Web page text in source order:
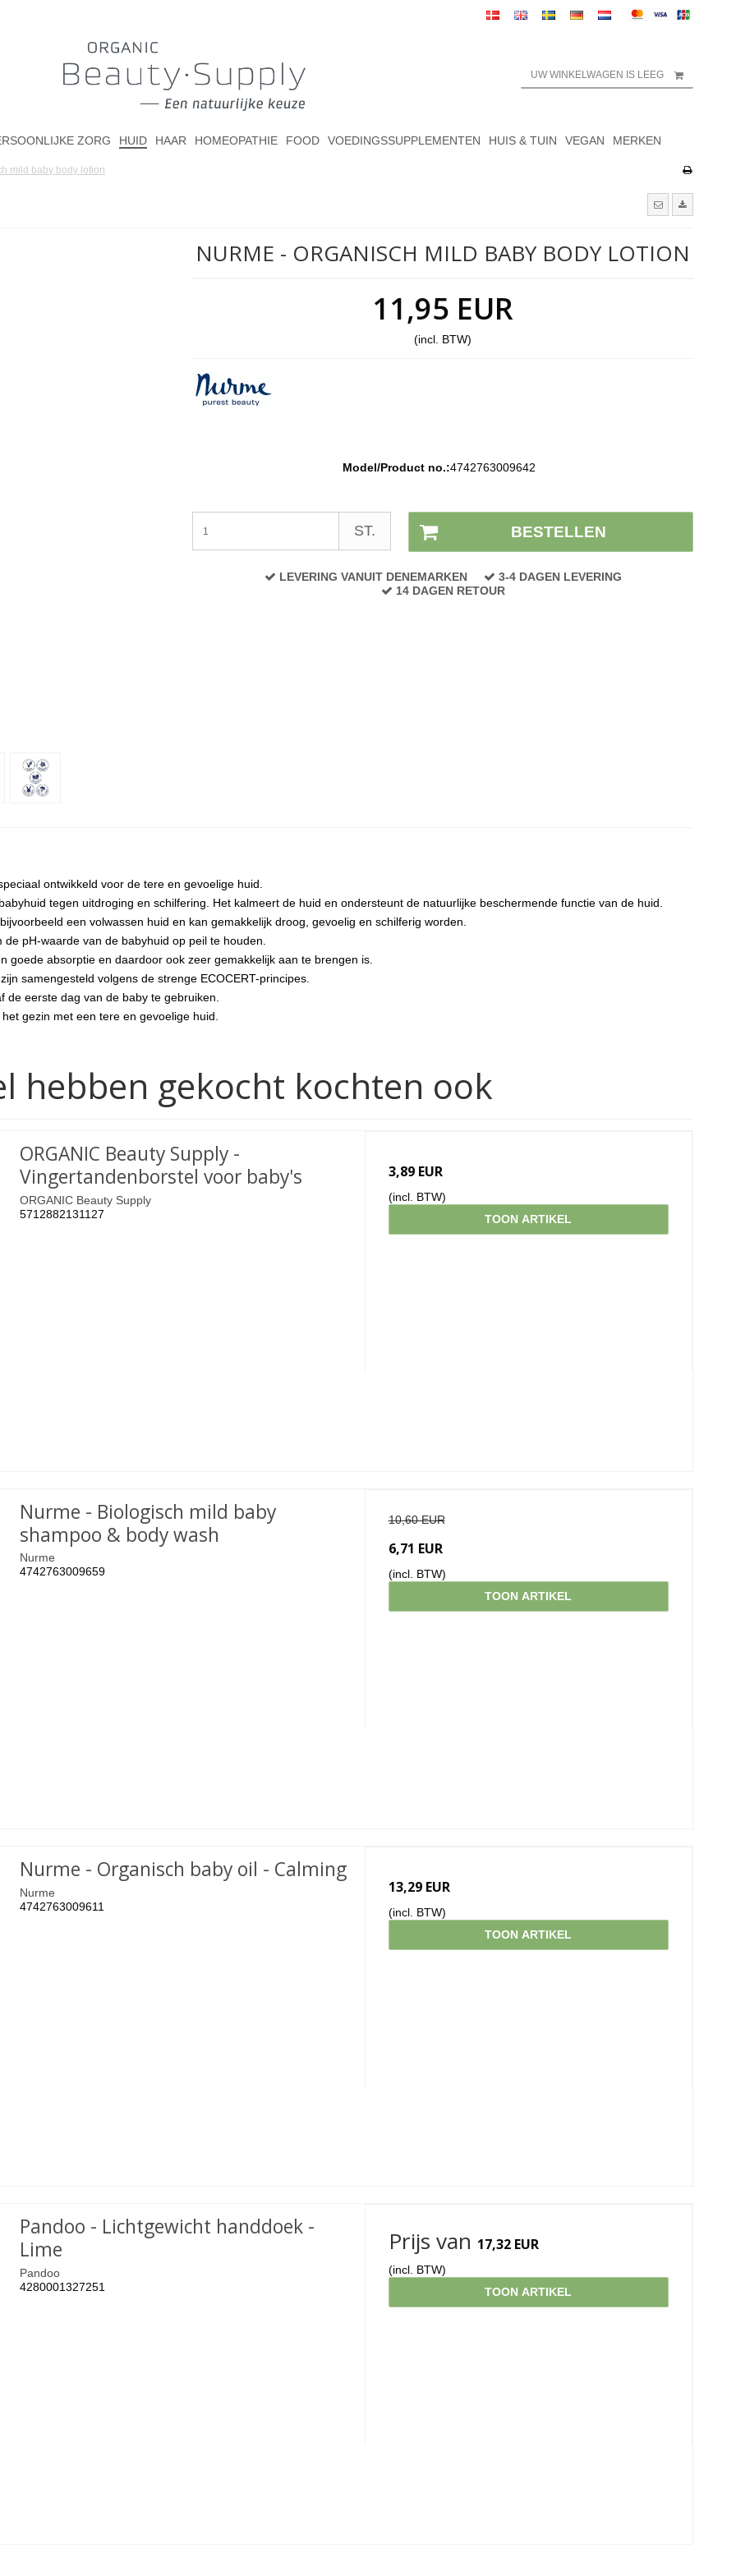
UW WINKELWAGEN IS LEEG
ZORG HUID HAAR HOMEOPATHIE FOOD VOEDINGSSUPPLEMENTEN HUIS & TUIN VEGAN MERKEN
mild baby body lotion
NURME - ORGANISCH MILD BABY BODY LOTION
11,95 EUR
(incl. BTW)
Model/Product no.:4742763009642
ST. BESTELLEN
LEVERING VANUIT DENEMARKEN
3-4 DAGEN LEVERING
14 DAGEN RETOUR
ontwikkeld voor de tere en gevoelige huid.
tegen uitdroging en schilfering. Het kalmeert de huid en ondersteunt de natuurlijke beschermende functie van de huid.
een volwassen huid en kan gemakkelijk droog, gevoelig en schilferig worden.
pH-waarde van de babyhuid op peil te houden.
absorptie en daardoor ook zeer gemakkelijk aan te brengen is.
samengesteld volgens de strenge ECOCERT-principes.
eerste dag van de baby te gebruiken.
gezin met een tere en gevoelige huid.
hebben gekocht kochten ook
ORGANIC Beauty Supply -
Vingertandenborstel voor baby's
ORGANIC Beauty Supply
5712882131127
3,89 EUR
(incl. BTW)
TOON ARTIKEL
Nurme - Biologisch mild baby
shampoo & body wash
Nurme
4742763009659
10,60 EUR
6,71 EUR
(incl. BTW)
TOON ARTIKEL
Nurme - Organisch baby oil - Calming
Nurme
4742763009611
13,29 EUR
(incl. BTW)
TOON ARTIKEL
Pandoo - Lichtgewicht handdoek -
Lime
Pandoo
4280001327251
Prijs van 17,32 EUR
(incl. BTW)
TOON ARTIKEL